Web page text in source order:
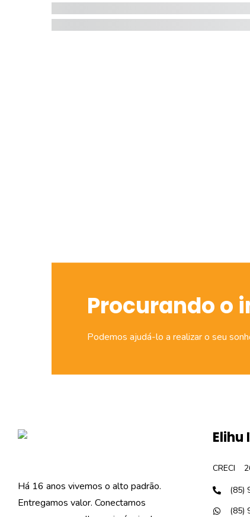
Procurando o
Podemos ajudá-lo a realizar o seu
Há 16 anos vivemos o alto padrão.
Entregamos valor. Conectamos
Elihu
CRECI
(85)
(85)